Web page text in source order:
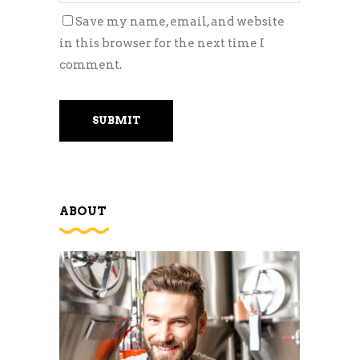
Save my name, email, and website
in this browser for the next time I
comment.
ABOUT